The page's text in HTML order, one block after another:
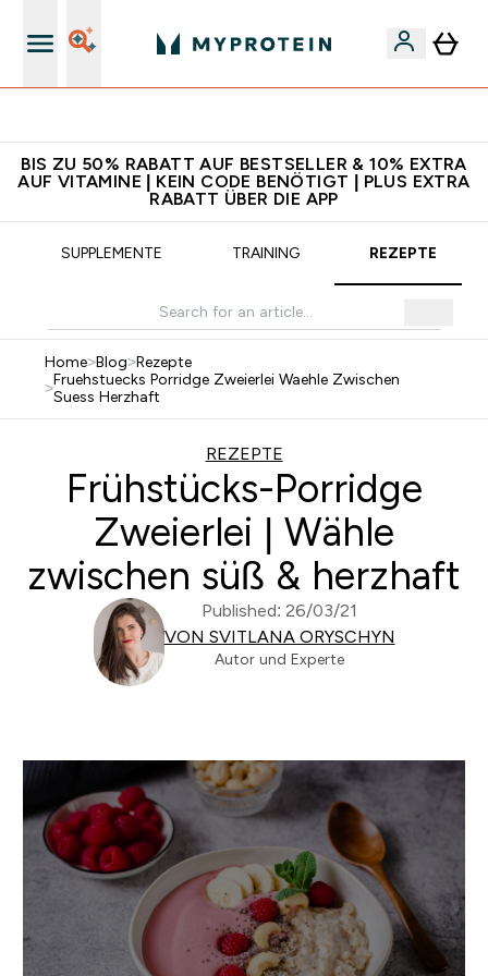
BIS ZU 50% RABATT AUF BESTSELLER & 10% EXTRA
AUF VITAMINE | KEIN CODE BENÖTIGT | PLUS EXTRA
RABATT ÜBER DIE APP
SUPPLEMENTE TRAINING REZEPTE
Home>Blog>Rezepte
>Fruehstuecks Porridge Zweierlei Waehle Zwischen
Suess Herzhaft
REZEPTE
Frühstücks-Porridge
Zweierlei | Wähle
zwischen süß & herzhaft
Published: 26/03/21
VON SVITLANA ORYSCHYN
Autor und Experte